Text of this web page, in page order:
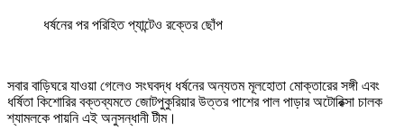
ধর্ষনের পর পরিহিত প্যান্টেও রক্তের ছোঁপ
সবার বাড়িঘরে যাওয়া গেলেও সংঘবদ্ধ ধর্ষনের অন্যতম মূলহোতা মোক্তারের সঙ্গী এবং
ধর্ষিতা কিশোরির বক্তব্যমতে জোটপুকুরিয়ার উত্তর পাশের পাল পাড়ার অটোরিক্সা চালক
শ্যামলকে পায়নি এই অনুসন্ধানী টীম।